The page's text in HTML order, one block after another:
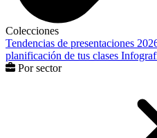
Colecciones
Tendencias de presentaciones
planificación de tus clases
Por sector